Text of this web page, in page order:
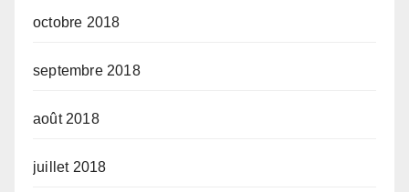
octobre 2018
septembre 2018
août 2018
juillet 2018